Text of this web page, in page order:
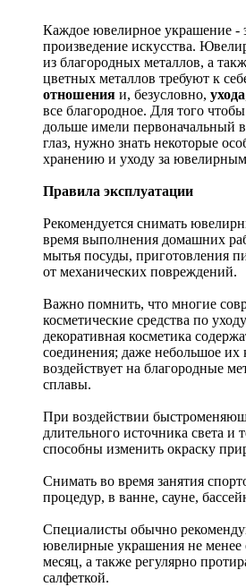
Каждое ювелирное украшение -
произведение искусства.
из благородных металлов, а
цветных металлов требуют к
отношения и, безусловно, ухода
все благородное. Для того
дольше имели первоначальный
глаз, нужно знать некоторые
хранению и уходу за
Правила эксплуатации
Рекомендуется снимать
время выполнения домашних
мытья посуды, приготовления
от механических повреждений.
Важно помнить, что многие
косметические средства по
декоративная косметика
соединения; даже небольшое их
воздействует на благородные
сплавы.
При воздействии
длительного источника света и
способны изменить окраску
Снимать во время занятия
процедур, в ванне, сауне,
Специалисты обычно
ювелирные украшения не менее
месяц, а также регулярно
салфеткой.